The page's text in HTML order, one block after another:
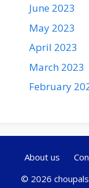
June 2023
May 2023
April 2023
March 2023
February
About us
© 2026